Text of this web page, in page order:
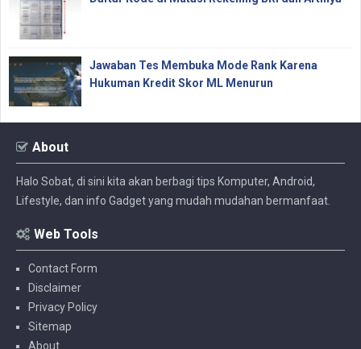
Jawaban Tes Membuka Mode Rank Karena
Hukuman Kredit Skor ML Menurun
About
Halo Sobat, di sini kita akan berbagi tips Komputer, Android,
Lifestyle, dan info Gadget yang mudah mudahan bermanfaat.
Web Tools
Contact Form
Disclaimer
Privacy Policy
Sitemap
About